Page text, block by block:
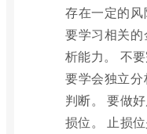
存在一定的风
要学习相关
析能力。 不
要学会独立
判断。 要做
损位。 止损